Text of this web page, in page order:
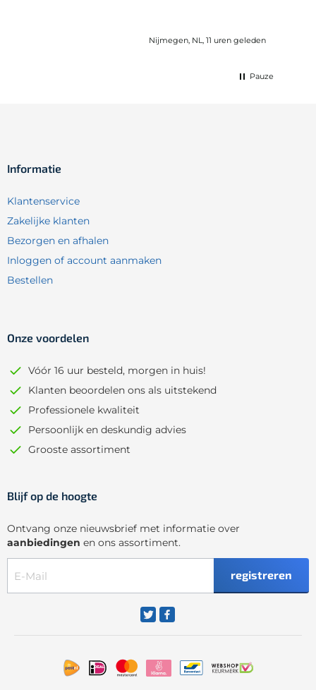
Nijmegen, NL, 11 uren geleden
Pauze
Informatie
Klantenservice
Zakelijke klanten
Bezorgen en afhalen
Inloggen of account aanmaken
Bestellen
Onze voordelen
Vóór 16 uur besteld, morgen in huis!
Klanten beoordelen ons als uitstekend
Professionele kwaliteit
Persoonlijk en deskundig advies
Grooste assortiment
Blijf op de hoogte
Ontvang onze nieuwsbrief met informatie over
aanbiedingen en ons assortiment.
registreren